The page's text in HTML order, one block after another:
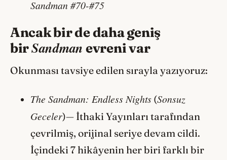
Sandman #70-#75
Ancak bir de daha geniş
birSandman evreni var
Okunması tavsiye edilen sırayla yazıyoruz:
The Sandman: Endless Nights (Sonsuz
Geceler)— İthaki Yayınları tarafından
çevrilmiş, orijinal seriye devam cildi.
İçindeki 7 hikâyenin her biri farklı bir